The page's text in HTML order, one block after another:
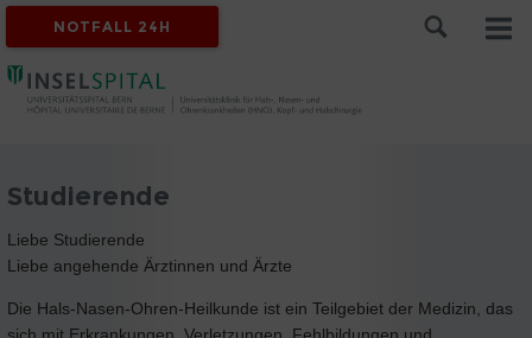
NOTFALL 24H
Studierende
Liebe Studierende
Liebe angehende Ärztinnen und Ärzte
Die Hals-Nasen-Ohren-Heilkunde ist ein Teilgebiet der Medizin, das
sich mit Erkrankungen, Verletzungen, Fehlbildungen und